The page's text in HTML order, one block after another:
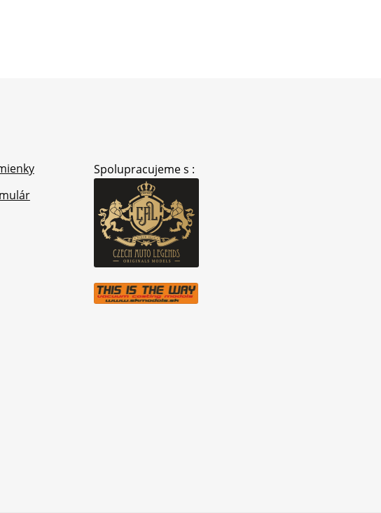
Spolupracujeme s :